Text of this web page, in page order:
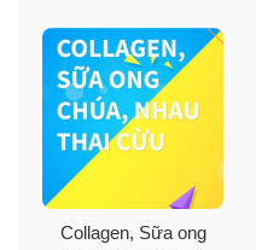
Collagen, Sữa ong